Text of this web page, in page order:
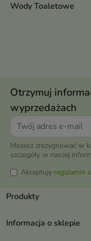
Wody Toaletowe
Otrzymuj
wyprzedażach
Możesz zrezygnować w
szczegóły w naszej
Akceptuję regulamin
Produkty
Informacja o sklepie